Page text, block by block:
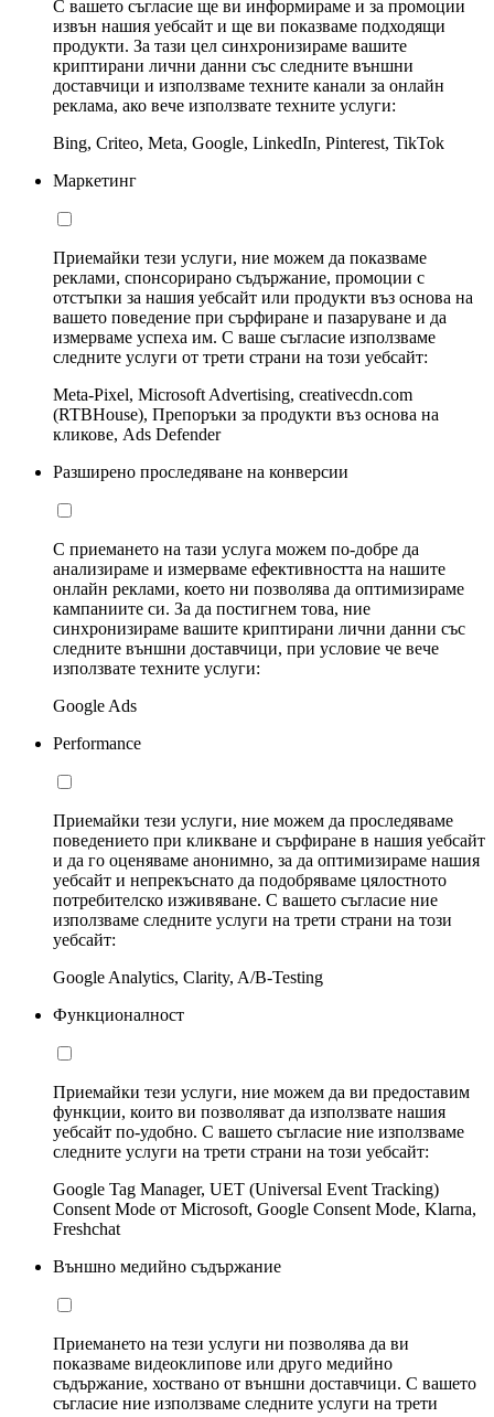
С вашето съгласие ще ви информираме и за промоции
извън нашия уебсайт и ще ви показваме подходящи
продукти. За тази цел синхронизираме вашите
криптирани лични данни със следните външни
доставчици и използваме техните канали за онлайн
реклама, ако вече използвате техните услуги:
Bing, Criteo, Meta, Google, LinkedIn, Pinterest, TikTok
Маркетинг
Приемайки тези услуги, ние можем да показваме
реклами, спонсорирано съдържание, промоции с
отстъпки за нашия уебсайт или продукти въз основа на
вашето поведение при сърфиране и пазаруване и да
измерваме успеха им. С ваше съгласие използваме
следните услуги от трети страни на този уебсайт:
Meta-Pixel, Microsoft Advertising, creativecdn.com
(RTBHouse), Препоръки за продукти въз основа на
кликове, Ads Defender
Разширено проследяване на конверсии
С приемането на тази услуга можем по-добре да
анализираме и измерваме ефективността на нашите
онлайн реклами, което ни позволява да оптимизираме
кампаниите си. За да постигнем това, ние
синхронизираме вашите криптирани лични данни със
следните външни доставчици, при условие че вече
използвате техните услуги:
Google Ads
Performance
Приемайки тези услуги, ние можем да проследяваме
поведението при кликване и сърфиране в нашия уебсайт
и да го оценяваме анонимно, за да оптимизираме нашия
уебсайт и непрекъснато да подобряваме цялостното
потребителско изживяване. С вашето съгласие ние
използваме следните услуги на трети страни на този
уебсайт:
Google Analytics, Clarity, A/B-Testing
Функционалност
Приемайки тези услуги, ние можем да ви предоставим
функции, които ви позволяват да използвате нашия
уебсайт по-удобно. С вашето съгласие ние използваме
следните услуги на трети страни на този уебсайт:
Google Tag Manager, UET (Universal Event Tracking)
Consent Mode от Microsoft, Google Consent Mode, Klarna,
Freshchat
Външно медийно съдържание
Приемането на тези услуги ни позволява да ви
показваме видеоклипове или друго медийно
съдържание, хоствано от външни доставчици. С вашето
съгласие ние използваме следните услуги на трети